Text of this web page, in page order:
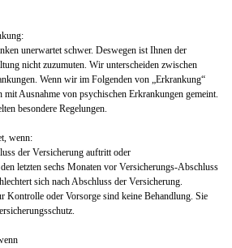
unerwartet schwer. Deswegen ist Ihnen der
nicht zuzumuten. Wir unterscheiden zwischen
Wenn wir im Folgenden von „Erkrankung“
mit Ausnahme von psychischen Erkrankungen gemeint.
besondere Regelungen.
wenn:
der Versicherung auftritt oder
letzten sechs Monaten vor Versicherungs-Abschluss
sich nach Abschluss der Versicherung.
Kontrolle oder Vorsorge sind keine Behandlung. Sie